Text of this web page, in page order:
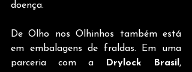
doença.
De Olho nos Olhinhos também está
em embalagens de fraldas. Em uma
parceria com a
Drylock Brasil,